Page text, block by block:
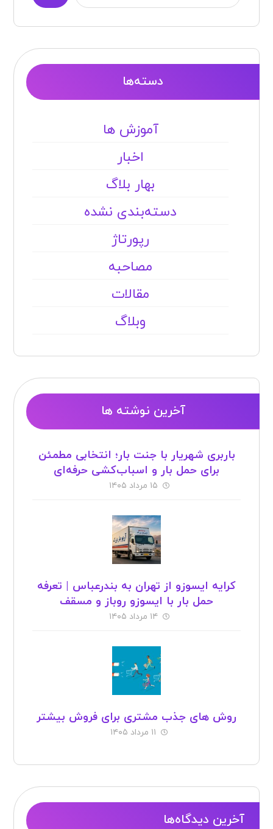
دسته‌ها
آموزش ها
اخبار
بهار بلاگ
دسته‌بندی نشده
رپورتاژ
مصاحبه
مقالات
وبلاگ
آخرین نوشته ها
باربری شهریار با جنت بار؛ انتخابی مطمئن
برای حمل بار و اسباب‌کشی حرفه‌ای
۱۵ مرداد ۱۴۰۵
کرایه ایسوزو از تهران به بندرعباس | تعرفه
حمل بار با ایسوزو روباز و مسقف
۱۴ مرداد ۱۴۰۵
روش های جذب مشتری برای فروش بیشتر
۱۱ مرداد ۱۴۰۵
آخرین دیدگاه‌ها